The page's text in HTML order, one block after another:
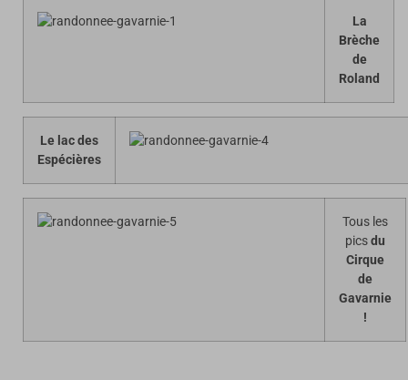
La
Brèche
de
Roland
Le lac des
Espécières
Tous les
picsdu
Cirque
de
Gavarnie
!